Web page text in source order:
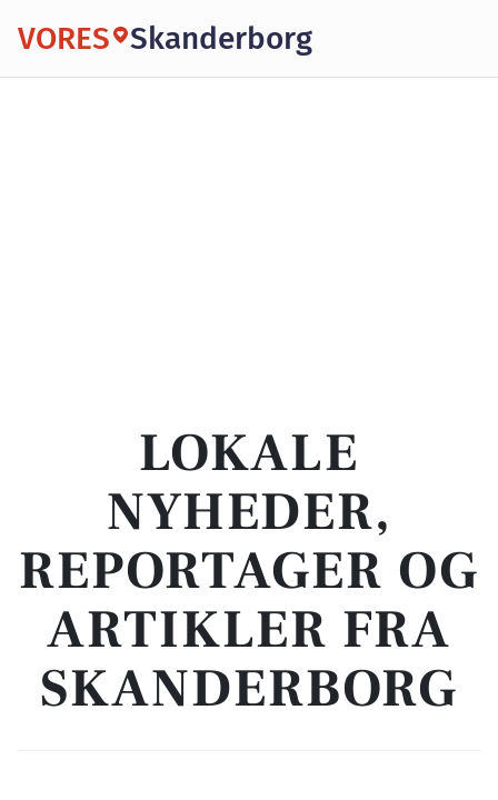
VORES Skanderborg
LOKALE
NYHEDER,
REPORTAGER OG
ARTIKLER FRA
SKANDERBORG